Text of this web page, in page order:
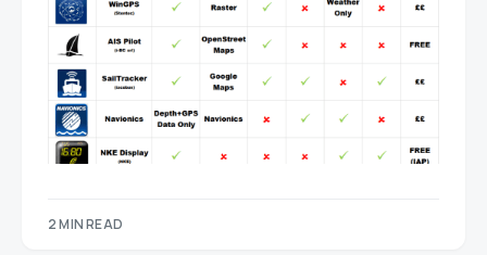
2 MIN READ